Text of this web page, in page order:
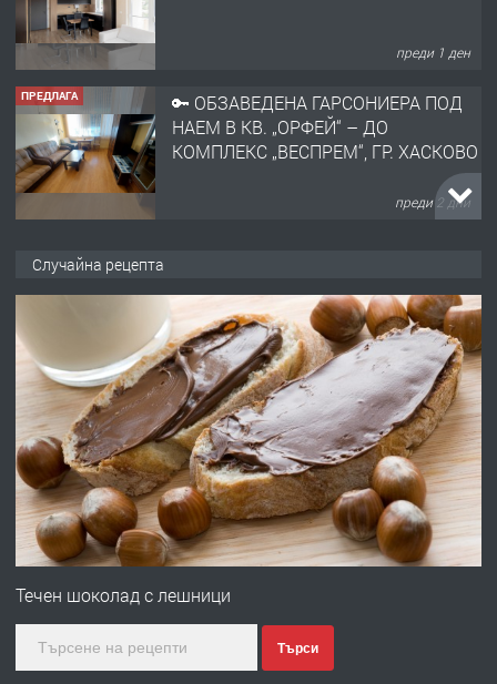
преди 1 ден
ПРЕДЛАГА
🔑 ОБЗАВЕДЕНА ГАРСОНИЕРА ПОД
НАЕМ В КВ. „ОРФЕЙ“ – ДО
КОМПЛЕКС „ВЕСПРЕМ“, ГР. ХАСКОВО
преди 2 дни
АПАРТАМЕНТ В ЦЕНТЪРА НА ГР.
ХАСКОВО
преди 3 дни
ПРЕДЛАГА Давам гараж под наем
преди 3 дни
ПРЕДЛАГА
№4120 Магазин/Офис под наем в кв.
градската градина!
Случайна рецепта
Течен шоколад с лешници
Търси